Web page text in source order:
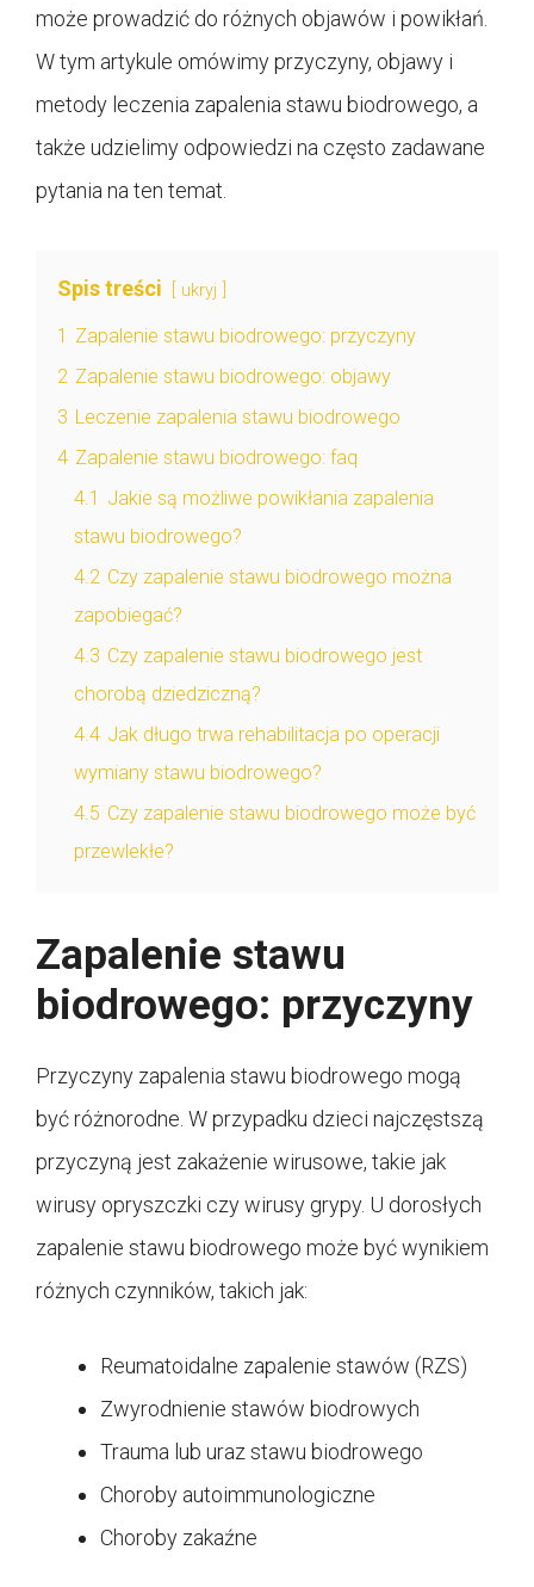
może prowadzić do różnych objawów i powikłań.
W tym artykule omówimy przyczyny, objawy i
metody leczenia zapalenia stawu biodrowego, a
także udzielimy odpowiedzi na często zadawane
pytania na ten temat.
Spis treści ukryj
1 Zapalenie stawu biodrowego: przyczyny
2 Zapalenie stawu biodrowego: objawy
3 Leczenie zapalenia stawu biodrowego
4 Zapalenie stawu biodrowego: faq
4.1 Jakie są możliwe powikłania zapalenia
stawu biodrowego?
4.2 Czy zapalenie stawu biodrowego można
zapobiegać?
4.3 Czy zapalenie stawu biodrowego jest
chorobą dziedziczną?
4.4 Jak długo trwa rehabilitacja po operacji
wymiany stawu biodrowego?
4.5 Czy zapalenie stawu biodrowego może być
przewlekłe?
Zapalenie stawu
biodrowego: przyczyny
Przyczyny zapalenia stawu biodrowego mogą
być różnorodne. W przypadku dzieci najczęstszą
przyczyną jest zakażenie wirusowe, takie jak
wirusy opryszczki czy wirusy grypy. U dorosłych
zapalenie stawu biodrowego może być wynikiem
różnych czynników, takich jak:
Reumatoidalne zapalenie stawów (RZS)
Zwyrodnienie stawów biodrowych
Trauma lub uraz stawu biodrowego
Choroby autoimmunologiczne
Choroby zakaźne